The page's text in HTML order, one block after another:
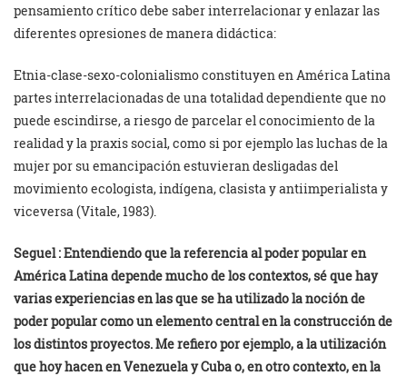
pensamiento crítico debe saber interrelacionar y enlazar las
diferentes opresiones de manera didáctica:
Etnia-clase-sexo-colonialismo constituyen en América Latina
partes interrelacionadas de una totalidad dependiente que no
puede escindirse, a riesgo de parcelar el conocimiento de la
realidad y la praxis social, como si por ejemplo las luchas de la
mujer por su emancipación estuvieran desligadas del
movimiento ecologista, indígena, clasista y antiimperialista y
viceversa (Vitale, 1983).
Seguel : Entendiendo que la referencia al poder popular en
América Latina depende mucho de los contextos, sé que hay
varias experiencias en las que se ha utilizado la noción de
poder popular como un elemento central en la construcción de
los distintos proyectos. Me refiero por ejemplo, a la utilización
que hoy hacen en Venezuela y Cuba o, en otro contexto, en la